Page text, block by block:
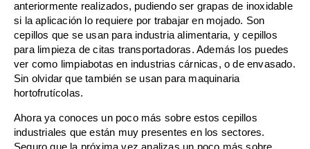
anteriormente realizados, pudiendo ser grapas de inoxidable
si la aplicación lo requiere por trabajar en mojado. Son
cepillos que se usan para industria alimentaria, y cepillos
para limpieza de citas transportadoras. Además los puedes
ver como limpiabotas en industrias cárnicas, o de envasado.
Sin olvidar que también se usan para maquinaria
hortofrutícolas.
Ahora ya conoces un poco más sobre estos cepillos
industriales que están muy presentes en los sectores.